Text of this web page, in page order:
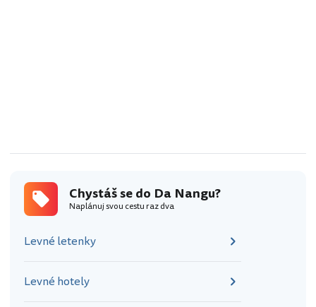
Chystáš se do Da Nangu?
Naplánuj svou cestu raz dva
Levné letenky
Levné hotely